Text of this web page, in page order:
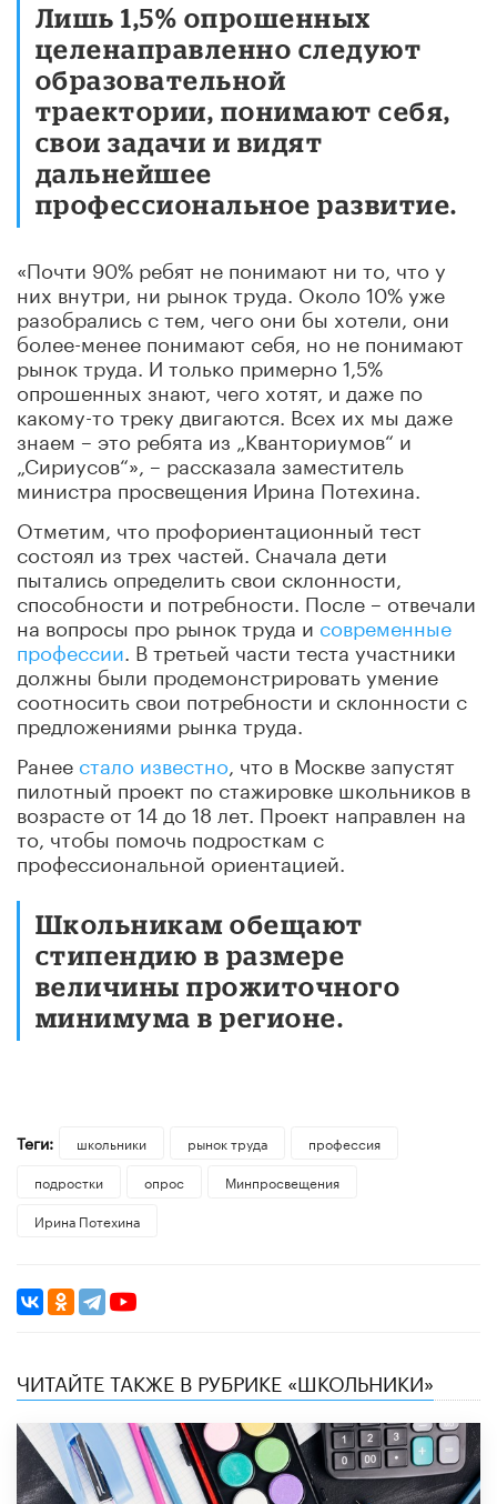
Лишь 1,5% опрошенных
целенаправленно следуют
образовательной
траектории, понимают себя,
свои задачи и видят
дальнейшее
профессиональное развитие.
«Почти 90% ребят не понимают ни то, что у
них внутри, ни рынок труда. Около 10% уже
разобрались с тем, чего они бы хотели, они
более-менее понимают себя, но не понимают
рынок труда. И только примерно 1,5%
опрошенных знают, чего хотят, и даже по
какому-то треку двигаются. Всех их мы даже
знаем – это ребята из „Кванториумов“ и
„Сириусов“», – рассказала заместитель
министра просвещения Ирина Потехина.
Отметим, что профориентационный тест
состоял из трех частей. Сначала дети
пытались определить свои склонности,
способности и потребности. После – отвечали
на вопросы про рынок труда и современные
профессии . В третьей части теста участники
должны были продемонстрировать умение
соотносить свои потребности и склонности с
предложениями рынка труда.
Ранее стало известно , что в Москве запустят
пилотный проект по стажировке школьников в
возрасте от 14 до 18 лет. Проект направлен на
то, чтобы помочь подросткам с
профессиональной ориентацией.
Школьникам обещают
стипендию в размере
величины прожиточного
минимума в регионе.
Теги: школьники рынок труда
профессия
подростки
опрос
Минпросвещения
Ирина Потехина
ЧИТАЙТЕ ТАКЖЕ В РУБРИКЕ «ШКОЛЬНИКИ»